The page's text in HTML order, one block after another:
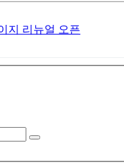
지 리뉴얼 오픈